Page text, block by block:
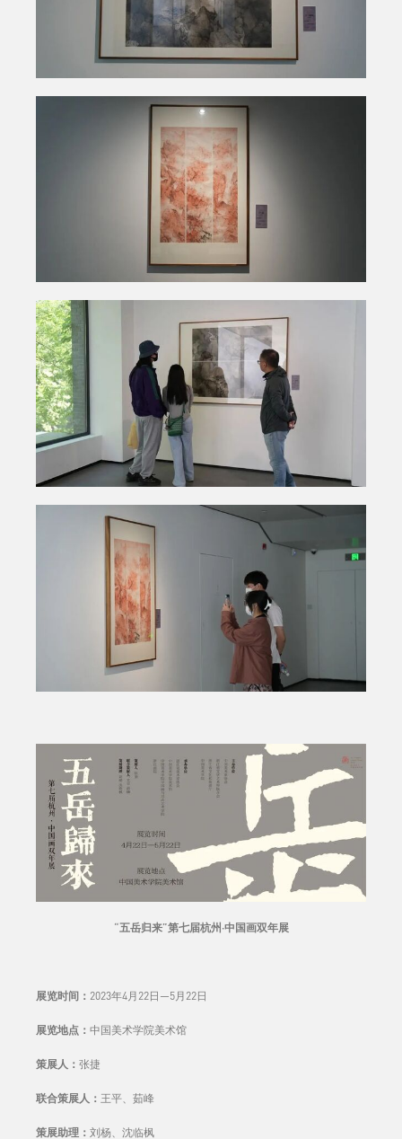
“五岳归来”第七届杭州·中国画双年展
展览时间： 2023年4月22日—5月22日
展览地点： 中国美术学院美术馆
策展人： 张捷
联合策展人： 王平、茹峰
策展助理： 刘杨、沈临枫